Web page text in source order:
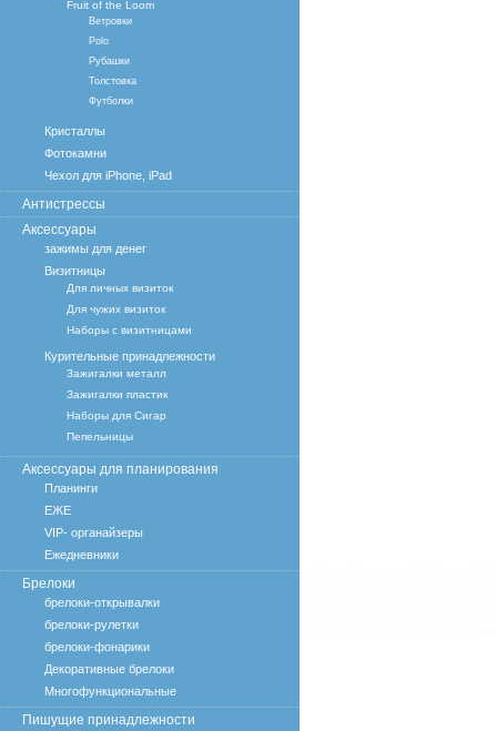
Fruit of the Loom
Ветровки
Polo
Рубашки
Толстовка
Футболки
Кристаллы
Фотокамни
Чехол для iPhone, iPad
Антистрессы
Аксессуары
зажимы для денег
Визитницы
Для личных визиток
Для чужих визиток
Наборы с визитницами
Курительные принадлежности
Зажигалки металл
Зажигалки пластик
Наборы для Сигар
Пепельницы
Аксессуары для планирования
Планинги
ЕЖЕ
VIP- органайзеры
Ежедневники
Брелоки
брелоки-открывалки
брелоки-рулетки
брелоки-фонарики
Декоративные брелоки
Многофункциональные
Пишущие принадлежности